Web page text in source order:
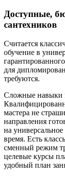
Доступные,
сантехников
Считается
обучение в
для
требуются.
Сложные навыки
мастера не
направления
на
время. Есть
сменный режим
целевые курсы
удобный план